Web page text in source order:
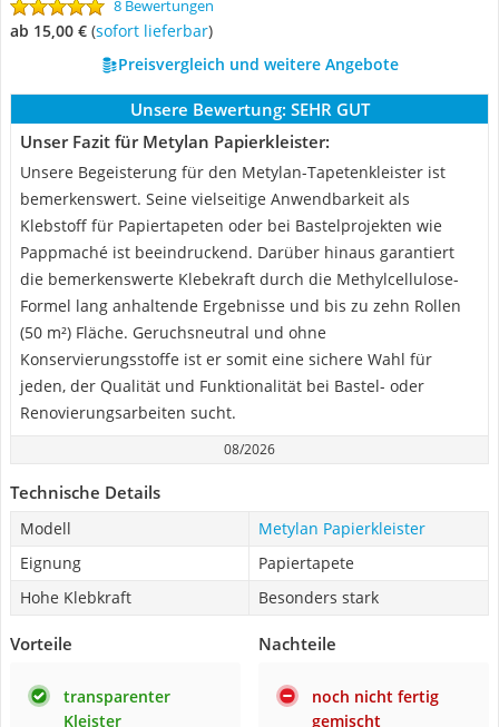
8 Bewertungen
ab 15,00 € ( Sofort lieferbar)
Preisvergleich und weitere Angebote
Unsere Bewertung: SEHR GUT
Unser Fazit für Metylan Papierkleister:
Unsere Begeisterung für den Metylan-Tapetenkleister ist
bemerkenswert. Seine vielseitige Anwendbarkeit als
Klebstoff für Papiertapeten oder bei Bastelprojekten wie
Pappmaché ist beeindruckend. Darüber hinaus garantiert
die bemerkenswerte Klebekraft durch die Methylcellulose-
Formel lang anhaltende Ergebnisse und bis zu zehn Rollen
(50 m²) Fläche. Geruchsneutral und ohne
Konservierungsstoffe ist er somit eine sichere Wahl für
jeden, der Qualität und Funktionalität bei Bastel- oder
Renovierungsarbeiten sucht.
08/2026
Technische Details
Modell
Metylan Papierkleister
Eignung
Papiertapete
Hohe Klebkraft
Besonders stark
Vorteile
transparenter
Kleister
Nachteile
noch nicht fertig
gemischt